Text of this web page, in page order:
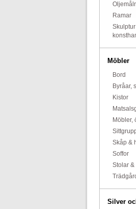
Ramar
Möbler
Bord
Byråar,
Kistor
Möbler,
Skåp &
Soffor
Stolar &
Silver